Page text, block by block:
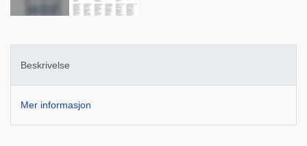
Beskrivelse
Mer informasjon